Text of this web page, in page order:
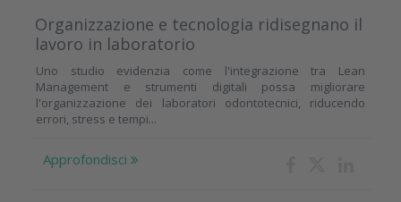
Organizzazione e tecnologia ridisegnano il
lavoro in laboratorio
Uno studio evidenzia come l'integrazione tra Lean
Management e strumenti digitali possa migliorare
l'organizzazione dei laboratori odontotecnici, riducendo
errori, stress e tempi...
Approfondisci